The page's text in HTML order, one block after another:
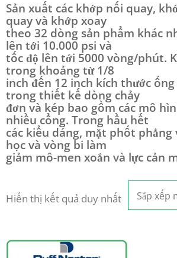
Sản xuất các khớp nối quay,
quay và khớp xoay
theo 32 dòng sản phẩm khác
lên tới 10.000 psi và
tốc độ lên tới 5000 vòng/phút.
trong khoảng từ 1/8
inch đến 12 inch kích thước
trong thiết kế dòng chảy
đơn và kép bao gồm các mô
nhiều cổng. Trong hầu hết
các kiểu dáng, mặt phốt phẳng
học và vòng bi làm
giảm mô-men xoắn và lực cản
Hiển thị kết quả duy nhất Sắp xếp